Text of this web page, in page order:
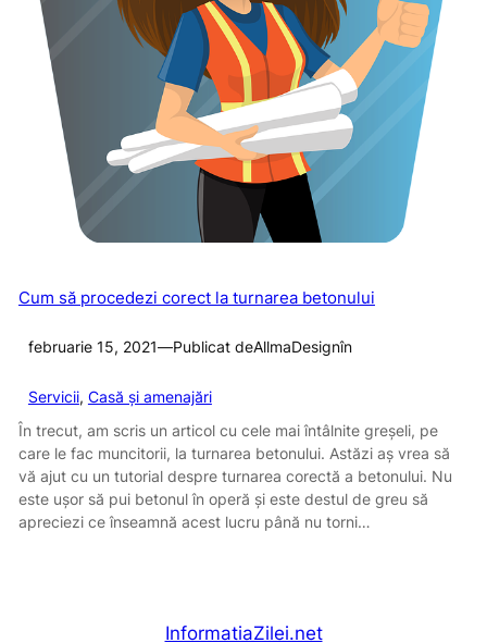
Cum să procedezi corect la turnarea betonului
februarie 15, 2021—Publicat deAllmaDesignîn
Servicii, Casă și amenajări
În trecut, am scris un articol cu cele mai întâlnite greșeli, pe
care le fac muncitorii, la turnarea betonului. Astăzi aș vrea să
vă ajut cu un tutorial despre turnarea corectă a betonului. Nu
este ușor să pui betonul în operă și este destul de greu să
apreciezi ce înseamnă acest lucru până nu torni…
InformatiaZilei.net